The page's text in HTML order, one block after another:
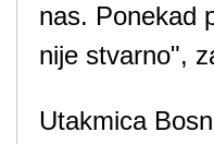
nas. Ponekad
nije stvarno",
Utakmica